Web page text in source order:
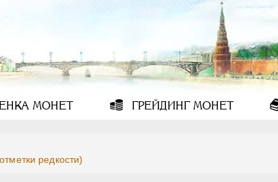
МОНЕТ ГРЕЙДИНГМОНЕТ
редкости)